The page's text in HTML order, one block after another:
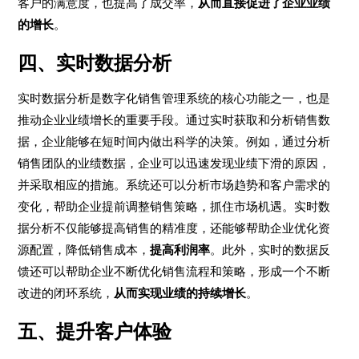
客户的满意度，也提高了成交率， 从而直接促进了企业业绩
的增长。
四、实时数据分析
实时数据分析是数字化销售管理系统的核心功能之一，也是
推动企业业绩增长的重要手段。通过实时获取和分析销售数
据，企业能够在短时间内做出科学的决策。例如，通过分析
销售团队的业绩数据，企业可以迅速发现业绩下滑的原因，
并采取相应的措施。系统还可以分析市场趋势和客户需求的
变化，帮助企业提前调整销售策略，抓住市场机遇。实时数
据分析不仅能够提高销售的精准度，还能够帮助企业优化资
源配置，降低销售成本，提高利润率。此外，实时的数据反
馈还可以帮助企业不断优化销售流程和策略，形成一个不断
改进的闭环系统， 从而实现业绩的持续增长。
五、提升客户体验